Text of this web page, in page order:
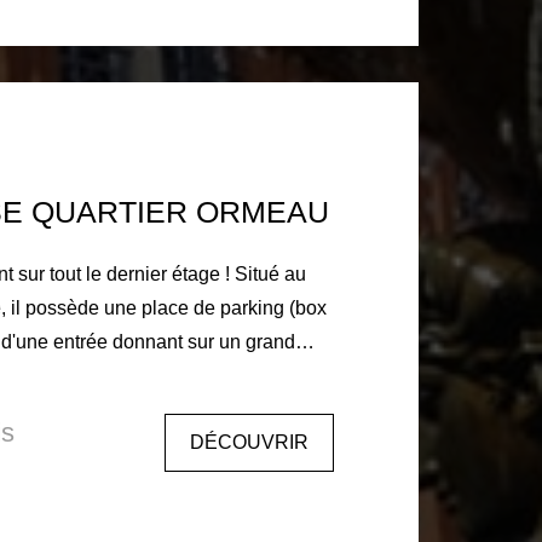
des parties communes, provision
Honoraires à la charge
QUARTIER ORMEAU
tout le dernier étage ! Situé au
il possède une place de parking (box
entrée donnant sur un grand
cuisine séparée et aménagée.
nuit avec 3 chambres, et une
à 30 min de la gare Matabiau. 5 min
DÉCOUVRIR